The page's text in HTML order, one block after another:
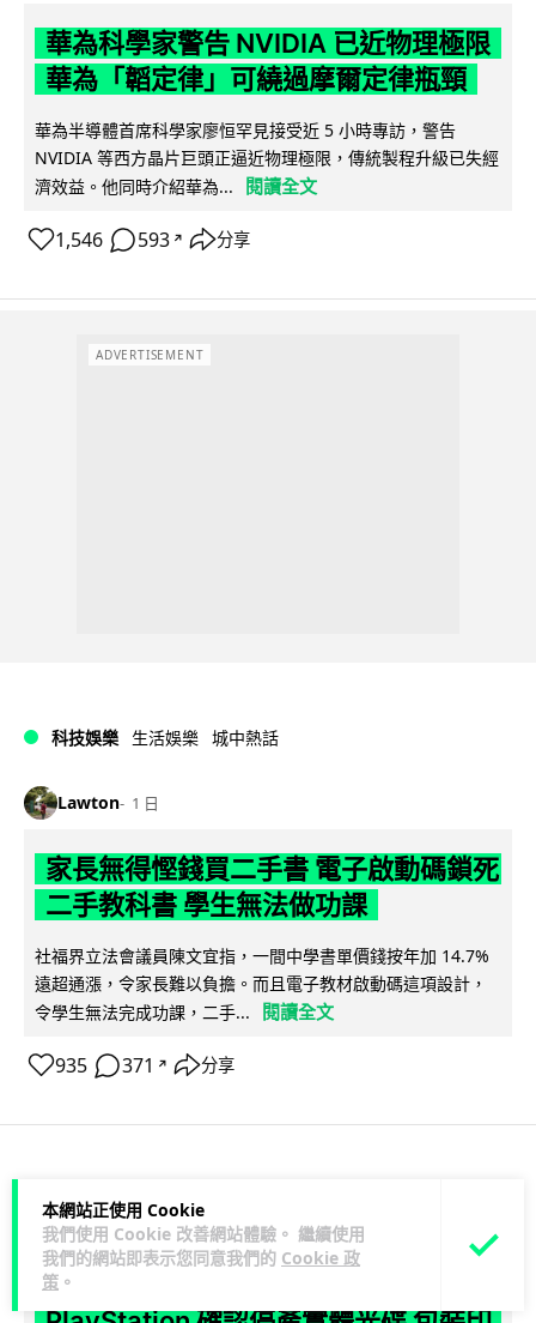
本網站正使用 Cookie
我們使用 Cookie 改善網站體驗。 繼續使用
我們的網站即表示您同意我們的 Cookie 政
策 。
華為科學家警告 NVIDIA 已近物理極限
華為「韜定律」可繞過摩爾定律瓶頸
華為半導體首席科學家廖恒罕見接受近 5 小時專訪，警告
NVIDIA 等西方晶片巨頭正逼近物理極限，傳統製程升級已失經
濟效益。他同時介紹華為...
閱讀全文
1,546 593 ↗ 分享
ADVERTISEMENT
科技娛樂 生活娛樂 城中熱話
Lawton 1 日
家長無得慳錢買二手書 電子啟動碼鎖死
二手教科書 學生無法做功課
社福界立法會議員陳文宜指，一間中學書單價錢按年加 14.7%
遠超通漲，令家長難以負擔。而且電子教材啟動碼這項設計，
令學生無法完成功課，二手...
閱讀全文
935 371 ↗ 分享
Lawton 1 日